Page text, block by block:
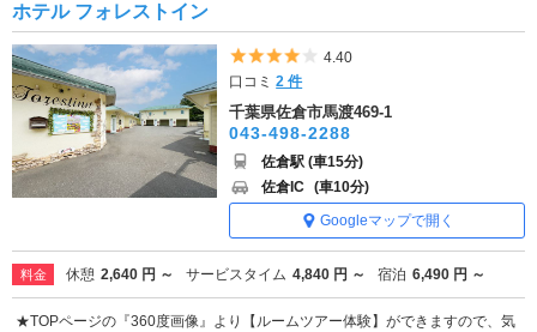
ホテル フォレストイン
5つ星のうち4
4.40
口コミ2 件
千葉県佐倉市馬渡469-1
043-498-2288
佐倉駅 (車15分)
佐倉IC (車10分)
Googleマップで開く
料金 休憩 2,640 円 ～ サービスタイム 4,840 円 ～ 宿泊 6,490 円 ～
★TOPページの『360度画像』より【ルームツアー体験】ができますので、気